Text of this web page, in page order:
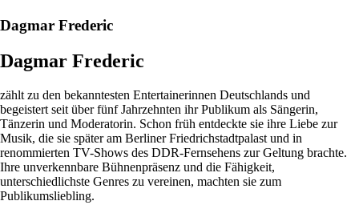
Dagmar Frederic
Dagmar Frederic
zählt zu den bekanntesten Entertainerinnen Deutschlands und
begeistert seit über fünf Jahrzehnten ihr Publikum als Sängerin,
Tänzerin und Moderatorin. Schon früh entdeckte sie ihre Liebe zur
Musik, die sie später am Berliner Friedrichstadtpalast und in
renommierten TV-Shows des DDR-Fernsehens zur Geltung brachte.
Ihre unverkennbare Bühnenpräsenz und die Fähigkeit,
unterschiedlichste Genres zu vereinen, machten sie zum
Publikumsliebling.